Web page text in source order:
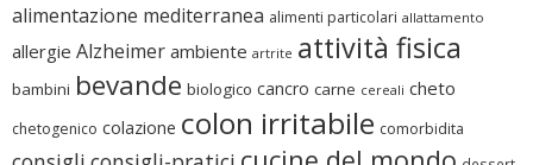
alimentazione mediterranea alimenti particolari allattamento
allergie Alzheimer ambiente artrite attività fisica
bambini bevande biologico cancro carne cereali cheto
chetogenico colazione colon irritabile comorbidita